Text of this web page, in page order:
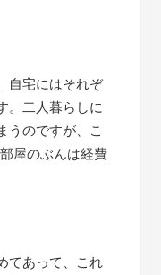
自宅にはそれぞ
。二人暮らしに
うのですが、こ
屋のぶんは経費
てあって、これ